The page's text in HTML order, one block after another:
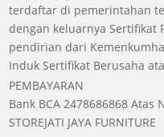
terdaftar di pemerintahan
dengan keluarnya Sertifikat
pendirian dari
Induk Sertifikat Berusaha
PEMBAYARAN
Bank BCA 2478686868 Atas
STOREJATI JAYA FURNITURE